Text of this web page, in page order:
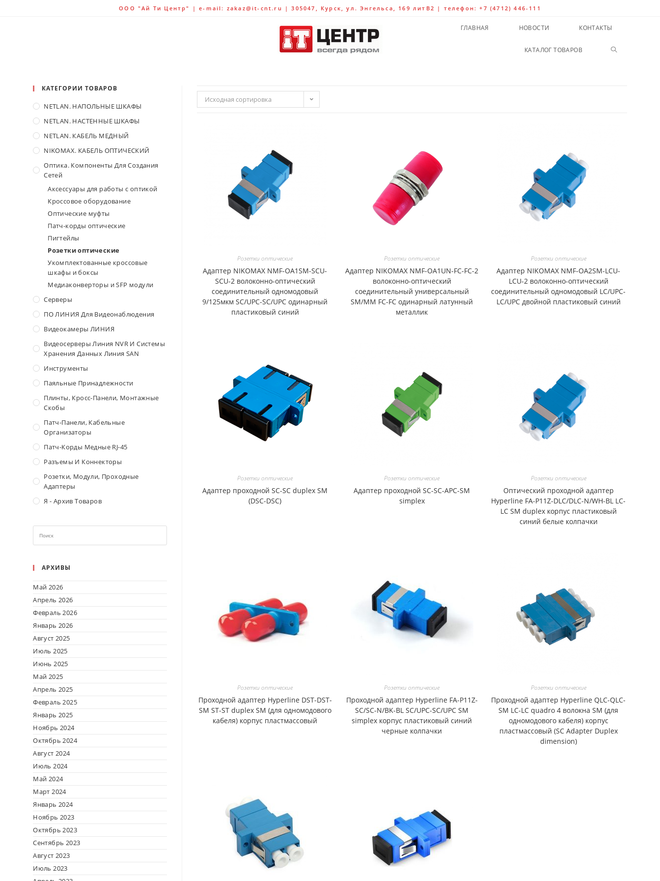
ООО "Ай Ти Центр" | e-mail: zakaz@it-cnt.ru | 305047, Курск, ул. Энгельса, 169 литВ2 | телефон: +7 (4712) 446-111
ГЛАВНАЯ НОВОСТИ КОНТАКТЫ
КАТАЛОГ ТОВАРОВ
Исходная сортировка
Розетки оптические
Адаптер NIKOMAX NMF-OA1SM-SCU-
SCU-2 волоконно-оптический
соединительный одномодовый
9/125мкм SC/UPC-SC/UPC одинарный
пластиковый синий
Розетки оптические
Адаптер NIKOMAX NMF-OA1UN-FC-FC-2
волоконно-оптический
соединительный универсальный
SM/MM FC-FC одинарный латунный
металлик
Розетки оптические
Адаптер NIKOMAX NMF-OA2SM-LCU-
LCU-2 волоконно-оптический
соединительный одномодовый LC/UPC-
LC/UPC двойной пластиковый синий
Розетки оптические
Адаптер проходной SC-SC duplex SM
(DSC-DSC)
Розетки оптические
Адаптер проходной SC-SC-APC-SM
simplex
Розетки оптические
Оптический проходной адаптер
Hyperline FA-P11Z-DLC/DLC-N/WH-BL LC-
LC SM duplex корпус пластиковый
синий белые колпачки
Розетки оптические
Проходной адаптер Hyperline DST-DST-
SM ST-ST duplex SM (для одномодового
кабеля) корпус пластмассовый
Розетки оптические
Проходной адаптер Hyperline FA-P11Z-
SC/SC-N/BK-BL SC/UPC-SC/UPC SM
simplex корпус пластиковый синий
черные колпачки
Розетки оптические
Проходной адаптер Hyperline QLC-QLC-
SM LC-LC quadro 4 волокна SM (для
одномодового кабеля) корпус
пластмассовый (SC Adapter Duplex
dimension)
КАТЕГОРИИ ТОВАРОВ
NETLAN. НАПОЛЬНЫЕ ШКАФЫ
NETLAN. НАСТЕННЫЕ ШКАФЫ
NETLAN. КАБЕЛЬ МЕДНЫЙ
NIKOMAX. КАБЕЛЬ ОПТИЧЕСКИЙ
Оптика. Компоненты Для Создания
Сетей
Аксессуары для работы с оптикой
Кроссовое оборудование
Оптические муфты
Патч-корды оптические
Пигтейлы
Розетки оптические
Укомплектованные кроссовые
шкафы и боксы
Медиаконверторы и SFP модули
Серверы
ПО ЛИНИЯ Для Видеонаблюдения
Видеокамеры ЛИНИЯ
Видеосерверы Линия NVR И Системы
Хранения Данных Линия SAN
Инструменты
Паяльные Принадлежности
Плинты, Кросс-Панели, Монтажные
Скобы
Патч-Панели, Кабельные
Организаторы
Патч-Корды Медные RJ-45
Разъемы И Коннекторы
Розетки, Модули, Проходные
Адаптеры
Я - Архив Товаров
АРХИВЫ
Май 2026
Апрель 2026
Февраль 2026
Январь 2026
Август 2025
Июль 2025
Июнь 2025
Май 2025
Апрель 2025
Февраль 2025
Январь 2025
Ноябрь 2024
Октябрь 2024
Август 2024
Июль 2024
Май 2024
Март 2024
Январь 2024
Ноябрь 2023
Октябрь 2023
Сентябрь 2023
Август 2023
Июль 2023